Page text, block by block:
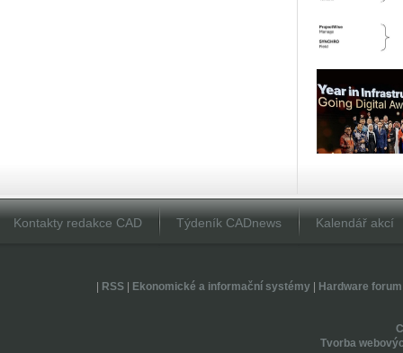
Kontakty redakce CAD Týdeník CADnews Kalendář akcí
RSS| Ekonomické a informační systémy| Hardware forum
Tvorba